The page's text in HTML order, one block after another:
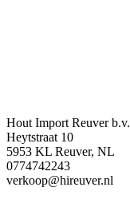
Hout Import Reuver b.v.
Heytstraat 10
5953 KL Reuver, NL
0774742243
verkoop@hireuver.nl